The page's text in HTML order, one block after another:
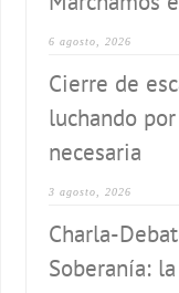
6 agosto, 2026
Cierre de
luchando
necesaria
3 agosto, 2026
Charla-
Soberanía: